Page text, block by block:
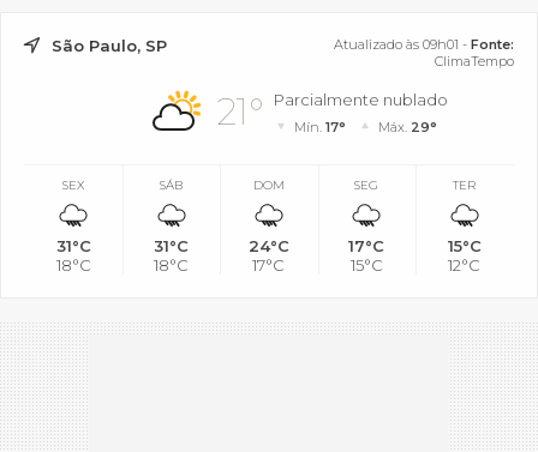
São Paulo, SP Atualizado às 09h01 - Fonte:
ClimaTempo
21° Parcialmente nublado
Mín.17° Máx. 29°
SEX
31°C
18°C
SÁB
31°C
18°C
DOM
24°C
17°C
SEG
17°C
15°C
TER
15°C
12°C